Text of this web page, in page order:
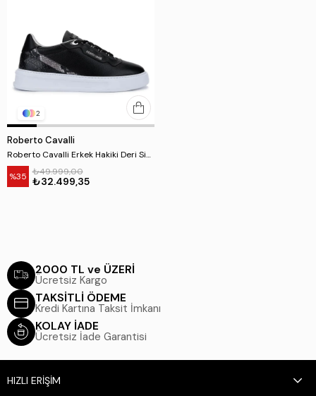
2
Roberto Cavalli
Roberto Cavalli Erkek Hakiki Deri Siyah Sneakers & Spor Ayakkabı
%35 ₺32.499,35
₺49.999,00
2000 TL ve ÜZERİ
Ücretsiz Kargo
TAKSİTLİ ÖDEME
Kredi Kartına Taksit İmkanı
KOLAY İADE
Ücretsiz İade Garantisi
HIZLI ERİŞİM